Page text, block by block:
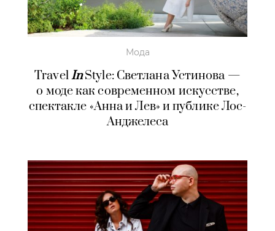
Мода
TravelInStyle: Светлана Устинова —
о моде как современном искусстве,
спектакле «Анна и Лев» и публике Лос-
Анджелеса